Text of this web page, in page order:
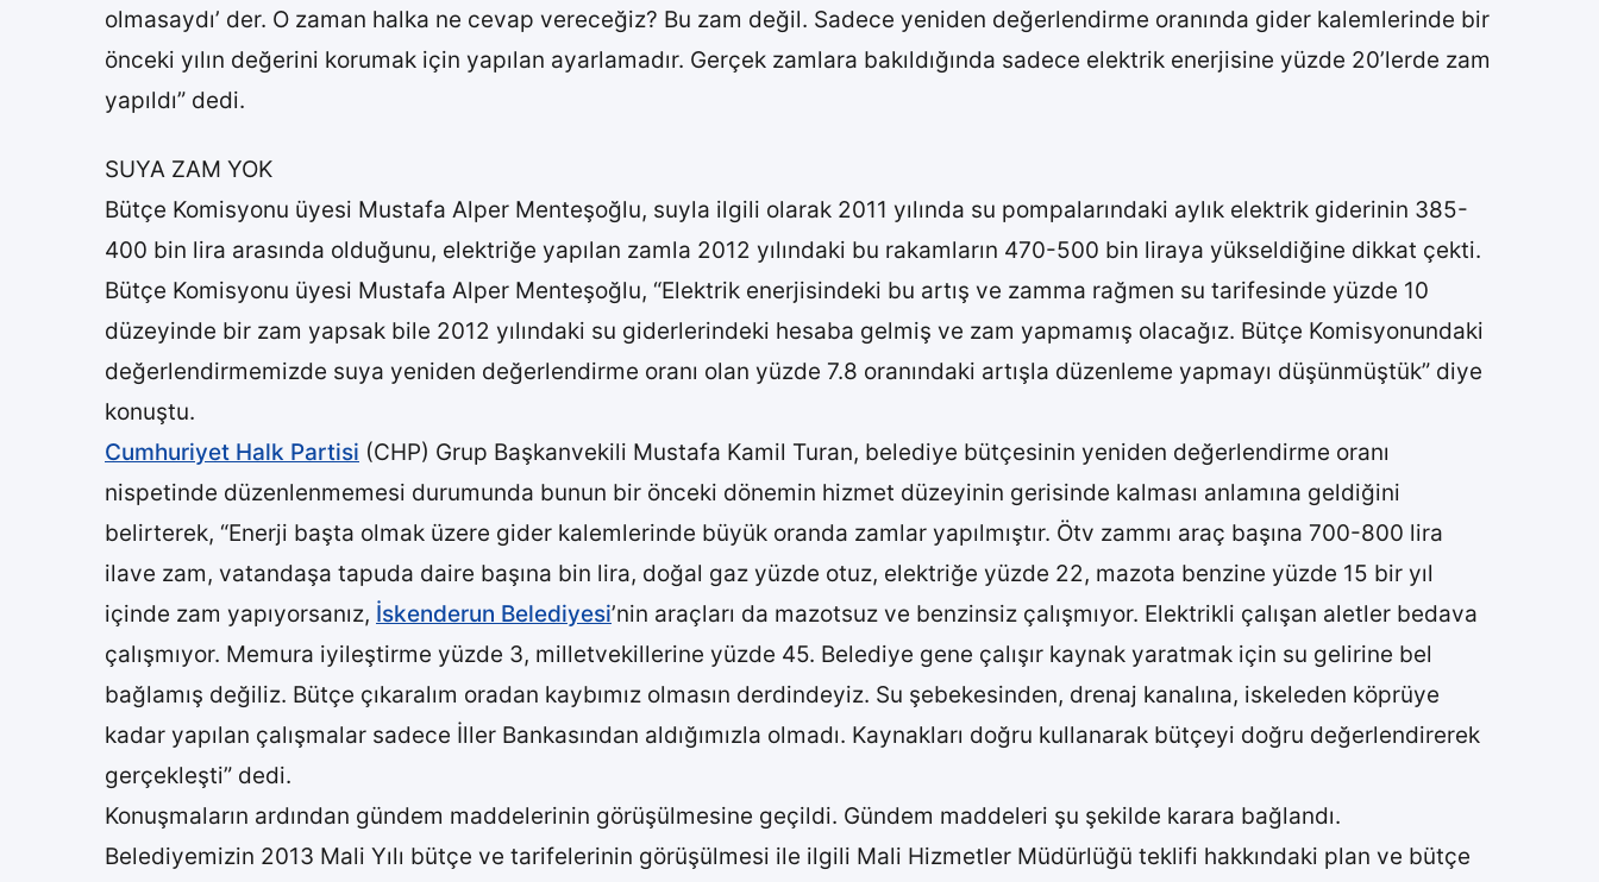
olmasaydı’ der. O zaman halka ne cevap vereceğiz? Bu zam değil. Sadece yeniden değerlendirme oranında gider kalemlerinde bir
önceki yılın değerini korumak için yapılan ayarlamadır. Gerçek zamlara bakıldığında sadece elektrik enerjisine yüzde 20’lerde zam
yapıldı” dedi.
SUYA ZAM YOK
Bütçe Komisyonu üyesi Mustafa Alper Menteşoğlu, suyla ilgili olarak 2011 yılında su pompalarındaki aylık elektrik giderinin 385-
400 bin lira arasında olduğunu, elektriğe yapılan zamla 2012 yılındaki bu rakamların 470-500 bin liraya yükseldiğine dikkat çekti.
Bütçe Komisyonu üyesi Mustafa Alper Menteşoğlu, “Elektrik enerjisindeki bu artış ve zamma rağmen su tarifesinde yüzde 10
düzeyinde bir zam yapsak bile 2012 yılındaki su giderlerindeki hesaba gelmiş ve zam yapmamış olacağız. Bütçe Komisyonundaki
değerlendirmemizde suya yeniden değerlendirme oranı olan yüzde 7.8 oranındaki artışla düzenleme yapmayı düşünmüştük” diye
konuştu.
Cumhuriyet Halk Partisi (CHP) Grup Başkanvekili Mustafa Kamil Turan, belediye bütçesinin yeniden değerlendirme oranı
nispetinde düzenlenmemesi durumunda bunun bir önceki dönemin hizmet düzeyinin gerisinde kalması anlamına geldiğini
belirterek, “Enerji başta olmak üzere gider kalemlerinde büyük oranda zamlar yapılmıştır. Ötv zammı araç başına 700-800 lira
ilave zam, vatandaşa tapuda daire başına bin lira, doğal gaz yüzde otuz, elektriğe yüzde 22, mazota benzine yüzde 15 bir yıl
içinde zam yapıyorsanız, İskenderun Belediyesi’nin araçları da mazotsuz ve benzinsiz çalışmıyor. Elektrikli çalışan aletler bedava
çalışmıyor. Memura iyileştirme yüzde 3, milletvekillerine yüzde 45. Belediye gene çalışır kaynak yaratmak için su gelirine bel
bağlamış değiliz. Bütçe çıkaralım oradan kaybımız olmasın derdindeyiz. Su şebekesinden, drenaj kanalına, iskeleden köprüye
kadar yapılan çalışmalar sadece İller Bankasından aldığımızla olmadı. Kaynakları doğru kullanarak bütçeyi doğru değerlendirerek
gerçekleşti” dedi.
Konuşmaların ardından gündem maddelerinin görüşülmesine geçildi. Gündem maddeleri şu şekilde karara bağlandı.
Belediyemizin 2013 Mali Yılı bütçe ve tarifelerinin görüşülmesi ile ilgili Mali Hizmetler Müdürlüğü teklifi hakkındaki plan ve bütçe